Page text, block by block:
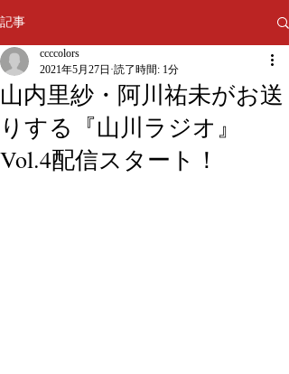
記事
山内里紗・阿川祐未がお送
りする『山川ラジオ』
Vol.4配信スタート！
ccccolors
2021年5月27日 読了時間: 1分